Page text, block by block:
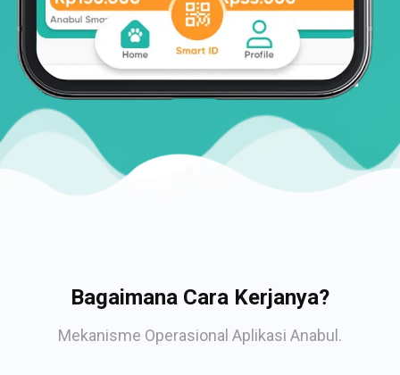
Bagaimana Cara Kerjanya?
Mekanisme Operasional Aplikasi Anabul.